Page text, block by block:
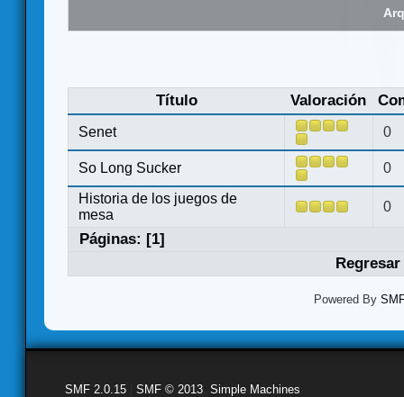
Título Valoración
Senet 0
So Long Sucker
0
Historia de los juegos de
mesa
0
Páginas: [1]
Powered By
SMF 2.0.15 SMF © 2013 Simple Machines